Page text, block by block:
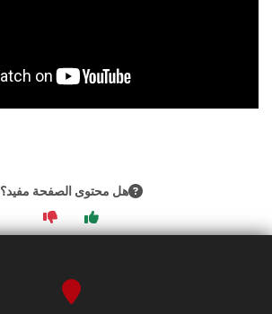
هل محتوى الصفحة مفيد؟